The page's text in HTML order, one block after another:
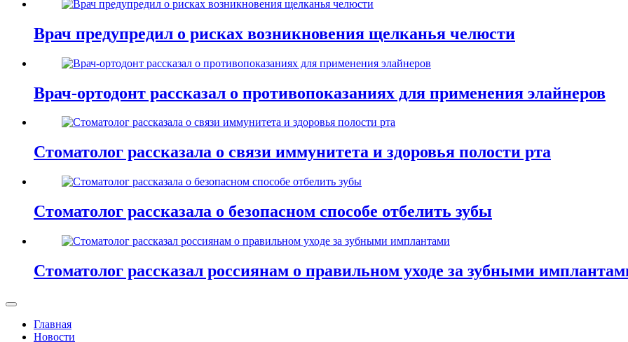
Врач предупредил о рисках возникновения щелканья челюсти
Врач-ортодонт рассказал о противопоказаниях для применения элайнеров
Стоматолог рассказала о связи иммунитета и здоровья полости рта
Стоматолог рассказала о безопасном способе отбелить зубы
Стоматолог рассказал россиянам о правильном уходе за зубными
Главная
Новости